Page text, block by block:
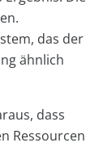
das der
ähnlich
dass
Ressourcen